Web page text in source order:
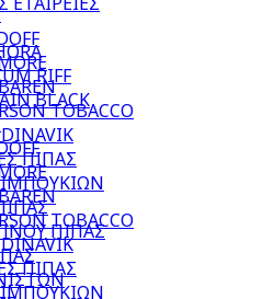
TOBACCO
ΠΙΠΑΣ
ΠΙΠΑΣ
RIFF
BLACK
TOBACCO
ΠΙΠΑΣ